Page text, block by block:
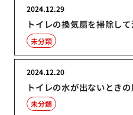
トイレの換気扇を掃除し
2024.12.29
未分類
トイレの水が出ないとき
2024.12.20
未分類